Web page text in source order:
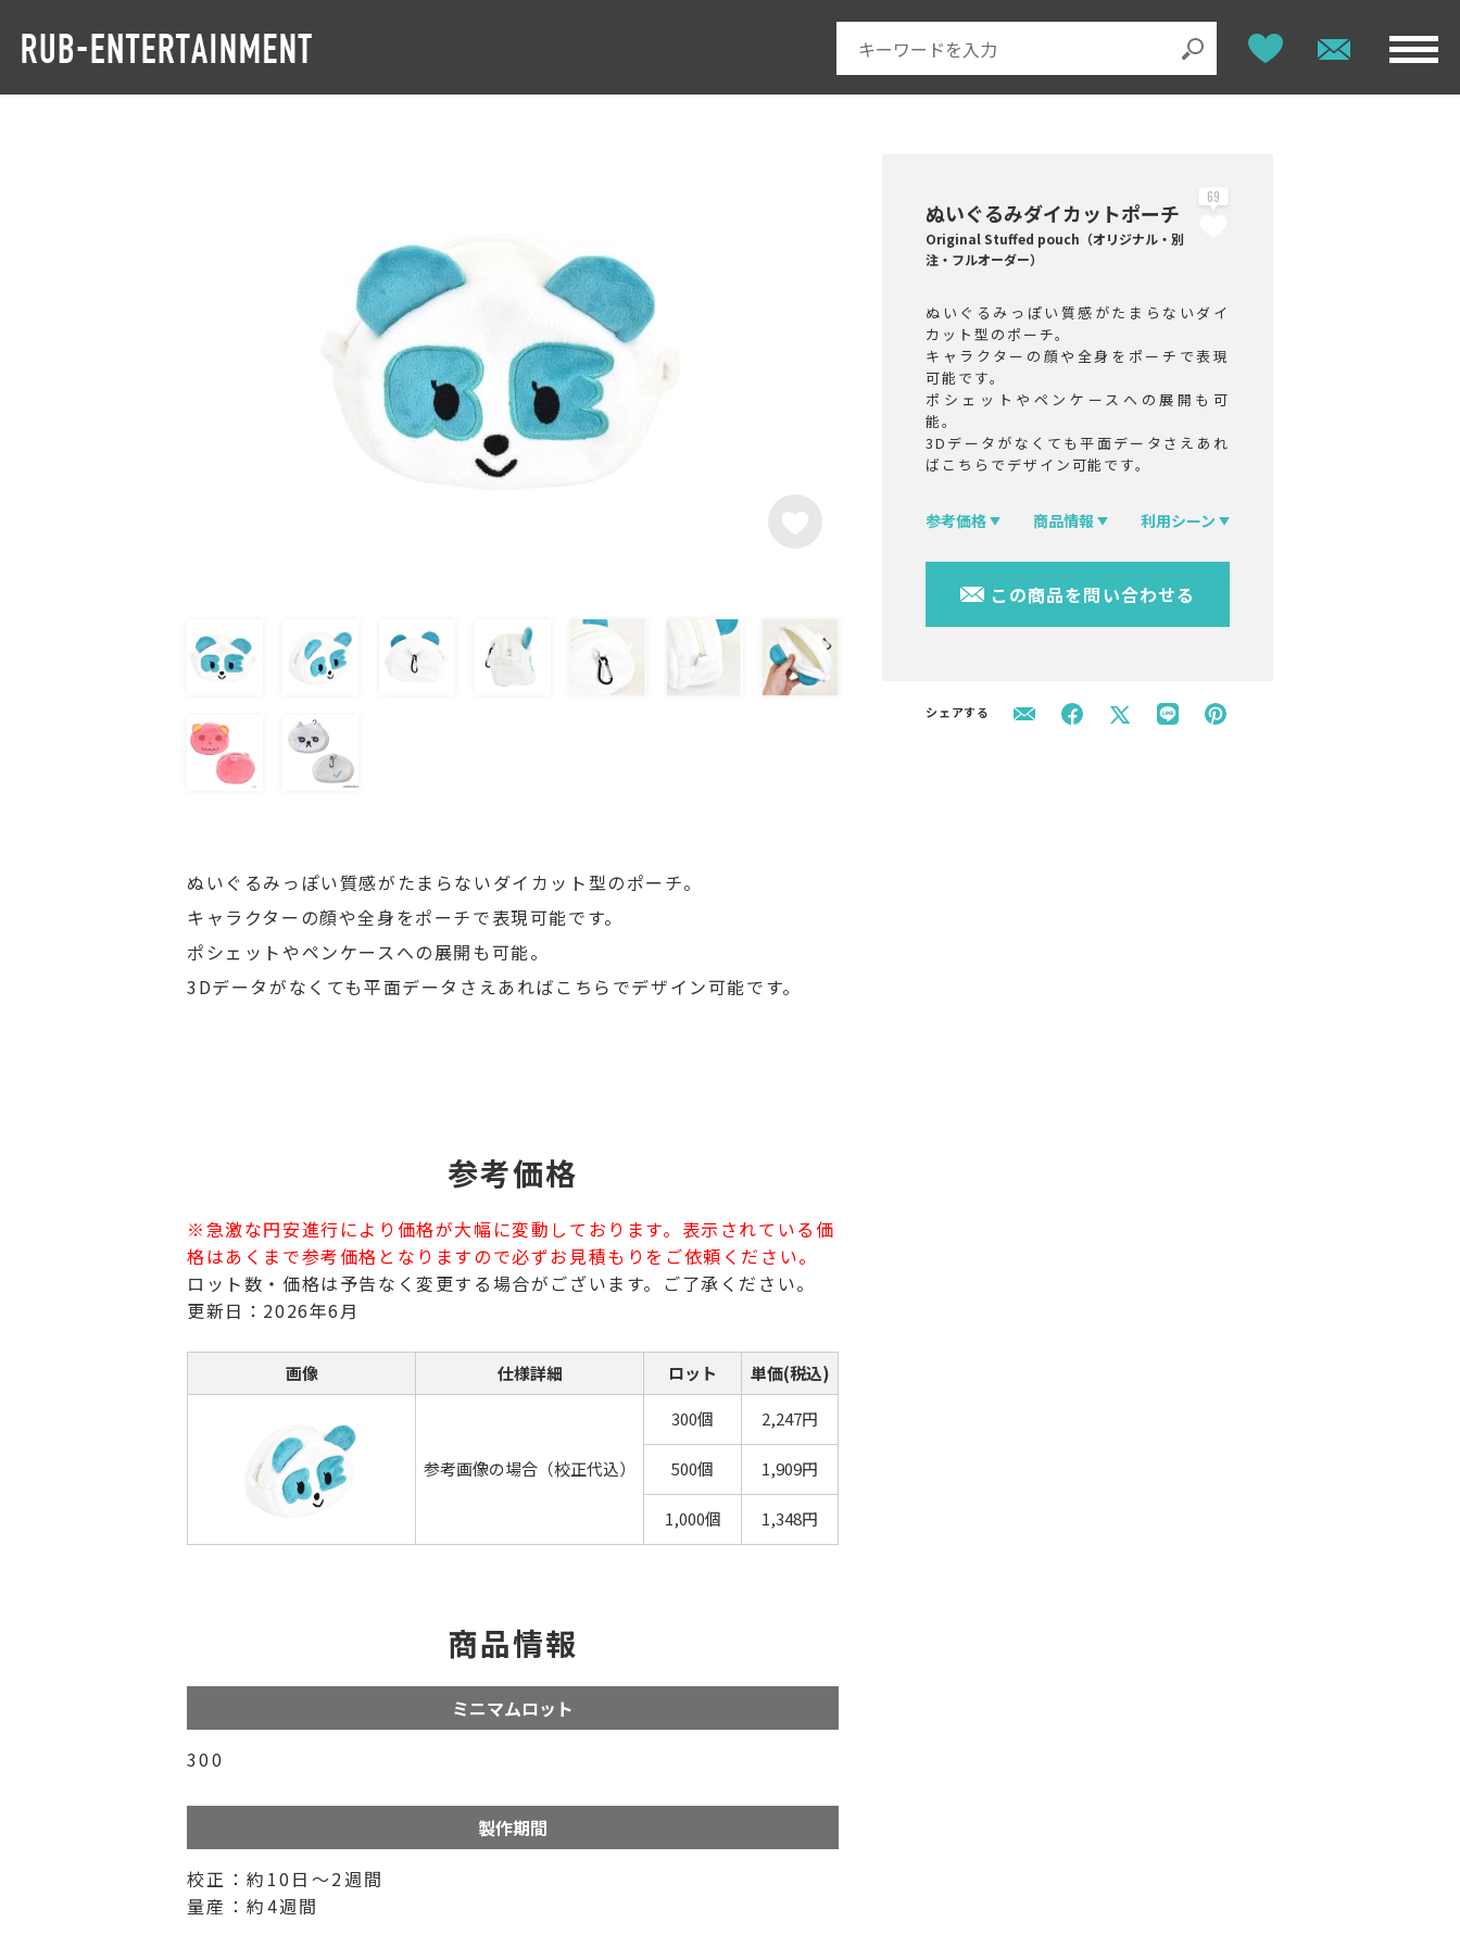
ぬいぐるみダイカットポーチ
Original Stuffed pouch（オリジナル・別
注・フルオーダー）
69
ぬいぐるみっぽい質感がたまらないダイ
カット型のポーチ。
キャラクターの顔や全身をポーチで表現
可能です。
ポシェットやペンケースへの展開も可
能。
3Dデータがなくても平面データさえあれ
ばこちらでデザイン可能です。
参考価格 商品情報 利用シーン
この商品を問い合わせる
シェアする
ぬいぐるみっぽい質感がたまらないダイカット型のポーチ。
キャラクターの顔や全身をポーチで表現可能です。
ポシェットやペンケースへの展開も可能。
3Dデータがなくても平面データさえあればこちらでデザイン可能です。
参考価格
※急激な円安進行により価格が大幅に変動しております。表示されている価
格はあくまで参考価格となりますので必ずお見積もりをご依頼ください。
ロット数・価格は予告なく変更する場合がございます。ご了承ください。
更新日：2026年6月
画像 仕様詳細 ロット 単価(税込)
参考画像の場合（校正代込）
300個 2,247円
500個 1,909円
1,000個 1,348円
商品情報
ミニマムロット
300
製作期間
校正：約10日～2週間
量産：約4週間